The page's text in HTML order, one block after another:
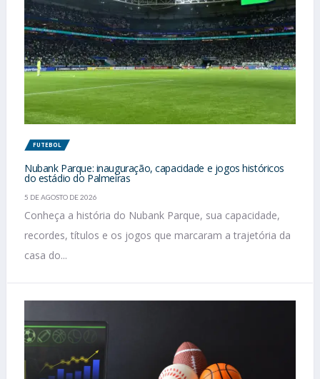
FUTEBOL
Nubank Parque: inauguração, capacidade e jogos históricos
do estádio do Palmeiras
5 DE AGOSTO DE 2026
Conheça a história do Nubank Parque, sua capacidade,
recordes, títulos e os jogos que marcaram a trajetória da
casa do...